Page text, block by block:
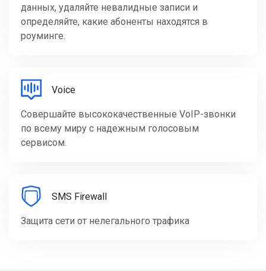
данных, удаляйте невалидные записи и
определяйте, какие абоненты находятся в
роуминге.
Voice
Совершайте высококачественные VoIP-звонки
по всему миру с надежным голосовым
сервисом.
SMS Firewall
Защита сети от нелегального трафика